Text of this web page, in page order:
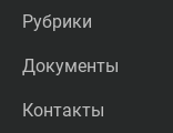
Рубрики
Документы
Контакты